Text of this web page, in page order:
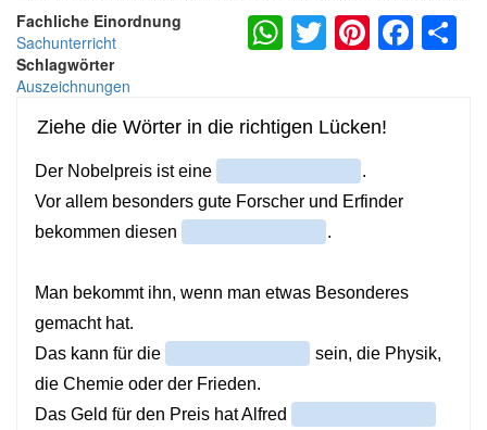
Fachliche Einordnung
Sachunterricht
Schlagwörter
Auszeichnungen
WhatsApp
Twitter